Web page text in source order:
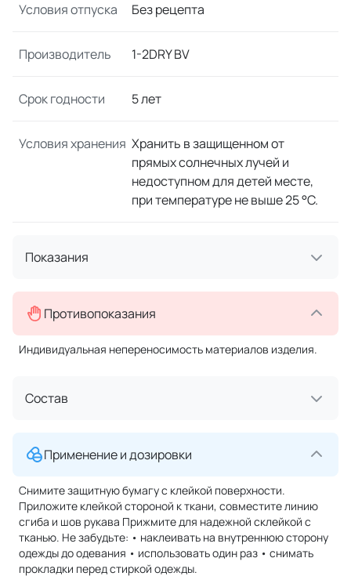
Условия отпуска Без рецепта
Производитель 1-2DRY BV
Срок годности 5 лет
Условия хранения Хранить в защищенном от
прямых солнечных лучей и
недоступном для детей месте,
при температуре не выше 25 °C.
Показания
Противопоказания
Индивидуальная непереносимость материалов изделия.
Состав
Применение и дозировки
Снимите защитную бумагу с клейкой поверхности.
Приложите клейкой стороной к ткани, совместите линию
сгиба и шов рукава Прижмите для надежной склейкой с
тканью. Не забудьте: • наклеивать на внутреннюю сторону
одежды до одевания • использовать один раз • снимать
прокладки перед стиркой одежды.